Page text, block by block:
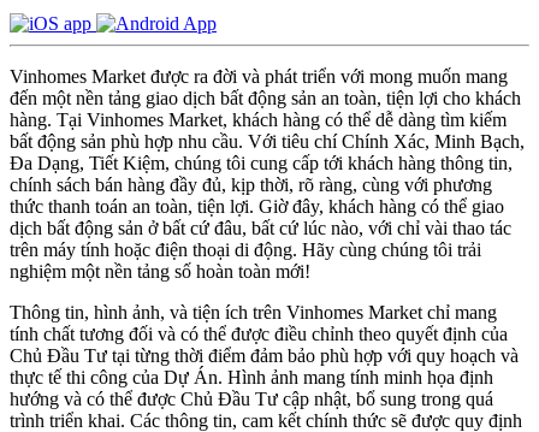
Vinhomes Market được ra đời và phát triển với mong muốn mang
đến một nền tảng giao dịch bất động sản an toàn, tiện lợi cho khách
hàng. Tại Vinhomes Market, khách hàng có thể dễ dàng tìm kiếm
bất động sản phù hợp nhu cầu. Với tiêu chí Chính Xác, Minh Bạch,
Đa Dạng, Tiết Kiệm, chúng tôi cung cấp tới khách hàng thông tin,
chính sách bán hàng đầy đủ, kịp thời, rõ ràng, cùng với phương
thức thanh toán an toàn, tiện lợi. Giờ đây, khách hàng có thể giao
dịch bất động sản ở bất cứ đâu, bất cứ lúc nào, với chỉ vài thao tác
trên máy tính hoặc điện thoại di động. Hãy cùng chúng tôi trải
nghiệm một nền tảng số hoàn toàn mới!
Thông tin, hình ảnh, và tiện ích trên Vinhomes Market chỉ mang
tính chất tương đối và có thể được điều chỉnh theo quyết định của
Chủ Đầu Tư tại từng thời điểm đảm bảo phù hợp với quy hoạch và
thực tế thi công của Dự Án. Hình ảnh mang tính minh họa định
hướng và có thể được Chủ Đầu Tư cập nhật, bổ sung trong quá
trình triển khai. Các thông tin, cam kết chính thức sẽ được quy định